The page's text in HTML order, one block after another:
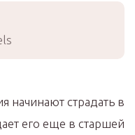
начинают страдать в
его еще в старшей